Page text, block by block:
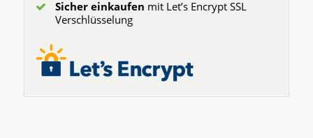
Sicher einkaufen mit Let’s Encrypt SSL
Verschlüsselung